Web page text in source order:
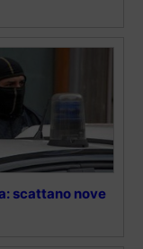
scattano nove